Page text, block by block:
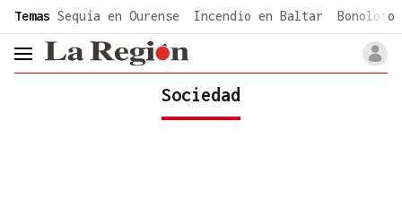
common.go-to-content
Temas Sequía en Ourense Incendio en Baltar Bonoloto
header.menu.open
Sociedad